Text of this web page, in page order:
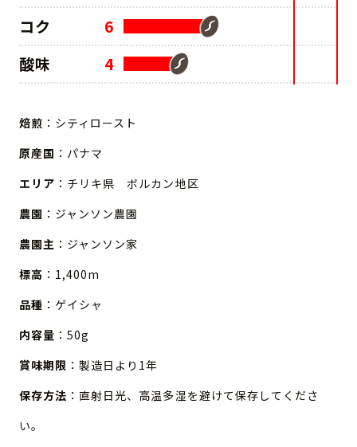
コク
6
酸味
4
焙煎 ：シティロースト
原産国 ：パナマ
エリア ：チリキ県 ボルカン地区
農園 ：ジャンソン農園
農園主 ：ジャンソン家
標高 ：1,400m
品種 ：ゲイシャ
内容量 ：50g
賞味期限 ：製造日より1年
保存方法 ：直射日光、高温多湿を避けて保存してくださ
い。